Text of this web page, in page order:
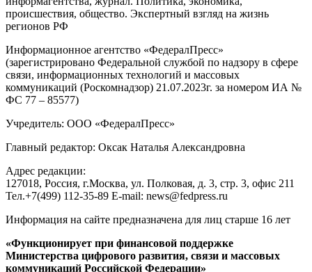
происшествия, общество. Экспертный взгляд на жизнь
регионов РФ
Информационное агентство «ФедералПресс»
(зарегистрировано Федеральной службой по надзору в сфере
связи, информационных технологий и массовых
коммуникаций (Роскомнадзор) 21.07.2023г. за номером ИА №
ФС 77 – 85577)
Учредитель: ООО «ФедералПресс»
Главный редактор: Оксак Наталья Александровна
Адрес редакции:
127018, Россия, г.Москва, ул. Полковая, д. 3, стр. 3, офис 211
Тел.+7(499) 112-35-89 E-mail: news@fedpress.ru
Информация на сайте предназначена для лиц старше 16 лет
«Функционирует при финансовой поддержке
Министерства цифрового развития, связи и массовых
коммуникаций Российской Федерации»